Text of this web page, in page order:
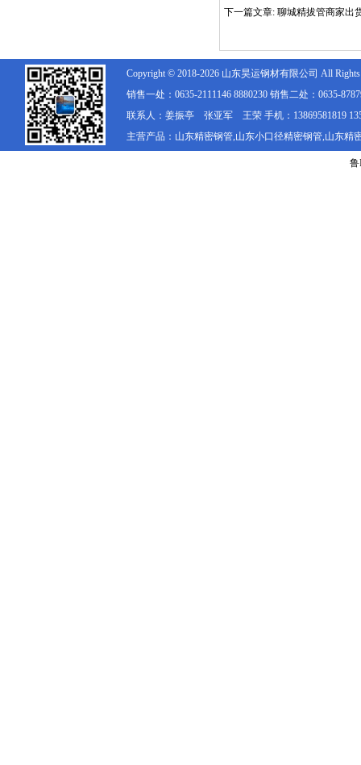
下一篇文章: 聊城精拔管商家出
Copyright © 2018-2026 山东昊运钢材有限公司 All Rights
销售一处：0635-2111146 8880230 销售二处：0635-
联系人：姜振亭 张亚军 王荣 手机：13869581819
主营产品：山东精密钢管,山东小口径精密钢管,山东精
鲁